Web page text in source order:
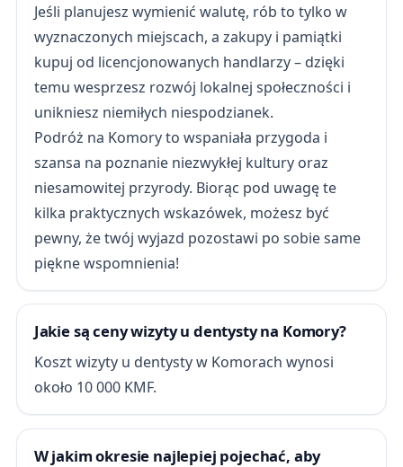
Jeśli planujesz wymienić walutę, rób to tylko w
wyznaczonych miejscach, a zakupy i pamiątki
kupuj od licencjonowanych handlarzy – dzięki
temu wesprzesz rozwój lokalnej społeczności i
unikniesz niemiłych niespodzianek.
Podróż na Komory to wspaniała przygoda i
szansa na poznanie niezwykłej kultury oraz
niesamowitej przyrody. Biorąc pod uwagę te
kilka praktycznych wskazówek, możesz być
pewny, że twój wyjazd pozostawi po sobie same
piękne wspomnienia!
Jakie są ceny wizyty u dentysty na Komory?
Koszt wizyty u dentysty w Komorach wynosi
około 10 000 KMF.
W jakim okresie najlepiej pojechać, aby